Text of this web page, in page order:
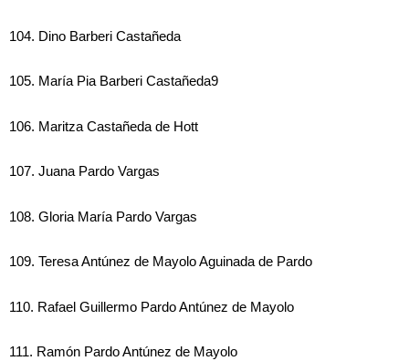
104. Dino Barberi Castañeda
105. María Pia Barberi Castañeda9
106. Maritza Castañeda de Hott
107. Juana Pardo Vargas
108. Gloria María Pardo Vargas
109. Teresa Antúnez de Mayolo Aguinada de Pardo
110. Rafael Guillermo Pardo Antúnez de Mayolo
111. Ramón Pardo Antúnez de Mayolo